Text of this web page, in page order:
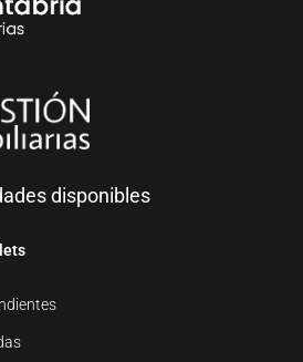
disponibles